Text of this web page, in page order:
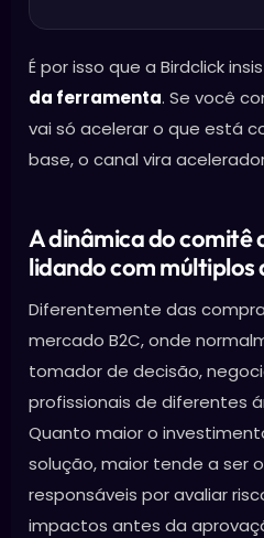
É por isso que a Birdclick
da ferramenta. Se você
vai só acelerar o que está
base, o canal vira
A dinâmica do comitê
lidando com múltiplos
Diferentemente das
mercado B2C, onde
tomador de decisão,
profissionais de diferentes
Quanto maior o
solução, maior tende a ser
responsáveis por avaliar
impactos antes da